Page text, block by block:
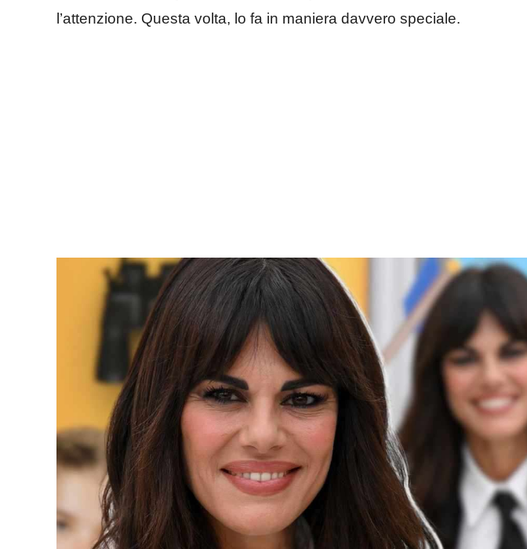
l’attenzione. Questa volta, lo fa in maniera davvero speciale.